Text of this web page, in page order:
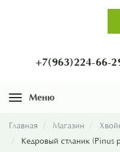
+7(963)224-66-
Навигация
Меню
Главная Магазин
Кедровый стланик (Pinus